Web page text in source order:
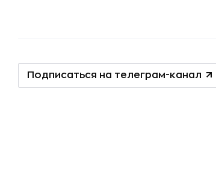
Подписаться на телеграм-канал